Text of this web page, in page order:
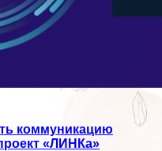
коммуникацию
«ЛИНКа»